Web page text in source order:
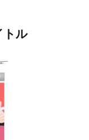
トル